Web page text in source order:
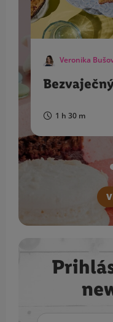
Veronika
1 h 30 m